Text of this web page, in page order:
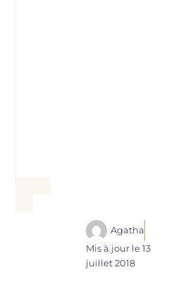
Agatha
Mis à jour le13
juillet 2018